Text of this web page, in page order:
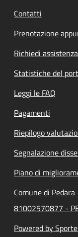
Contatti
Prenotazione
Richiedi assistenza
Statistiche del
Leggi le FAQ
Pagamenti
Riepilogo
Segnalazione
Piano di
Comune di
81002570877 -
Powered by